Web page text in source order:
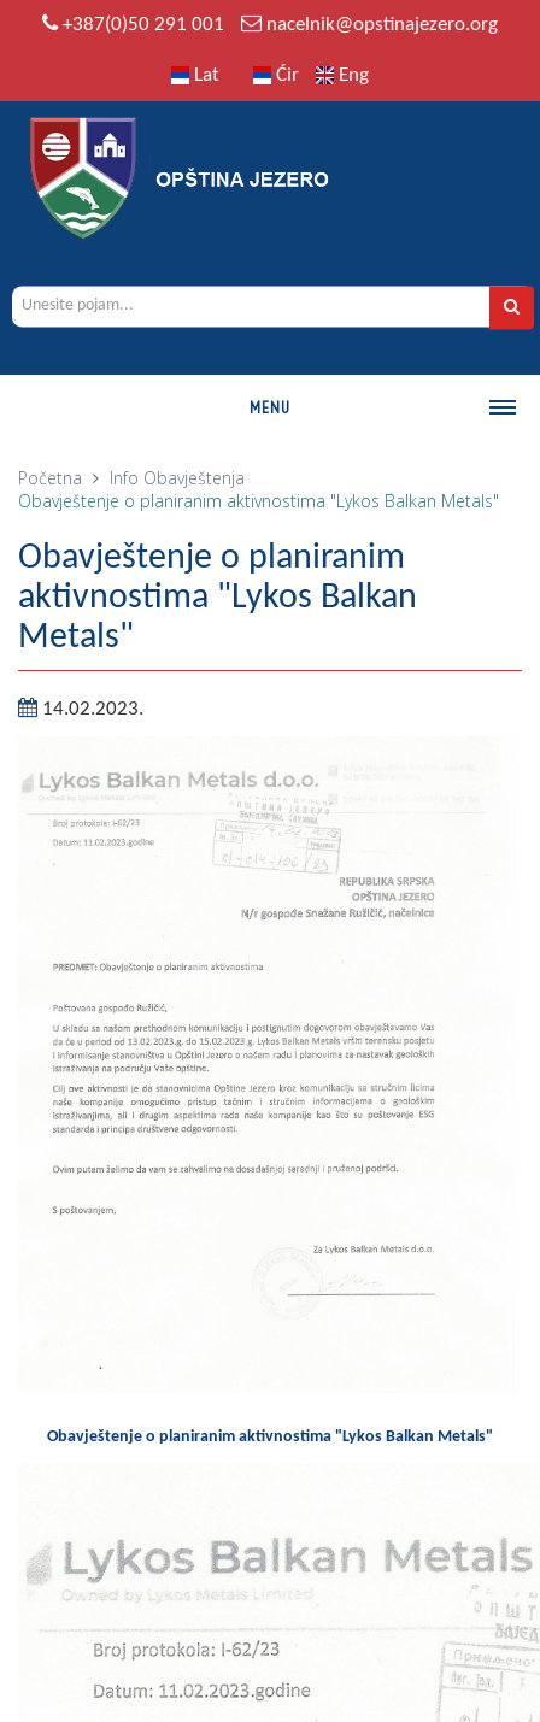
+387(0)50 291 001 nacelnik@opstinajezero.org
Lat Ćir Eng
MENU
O OPŠTINI
Istorija
Geografija
Naseljena mjesta
NAČELNIK
O Načelniku
Statut Opštine
Skupštinsko vijeće opštine jezero
Sastav Skupštine
Službeni Glasnici
OPŠTINSKA UPRAVA
Vijesti
Aktivnosti
Zaštita od požara
COVID 19
Geoistraživanja
Početna Info Obavještenja
Obavještenje o planiranim aktivnostima "Lykos Balkan Metals"
Obavještenje o planiranim
aktivnostima "Lykos Balkan
Metals"
14.02.2023.
Obavještenje o planiranim aktivnostima "Lykos Balkan Metals"